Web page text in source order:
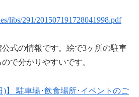
libs/291/201507191728041998.pdf
式の情報です。絵で3ヶ所の駐車
で分かりやすいです。
)】 駐車場･飲食場所･イベントのご